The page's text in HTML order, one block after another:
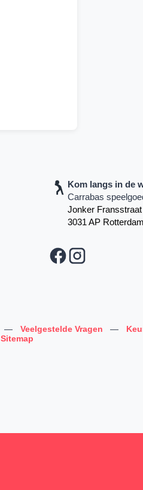
Kom langs in de
Carrabas
Jonker
3031 AP Rotterdam
— Veelgestelde Vragen —
Sitemap